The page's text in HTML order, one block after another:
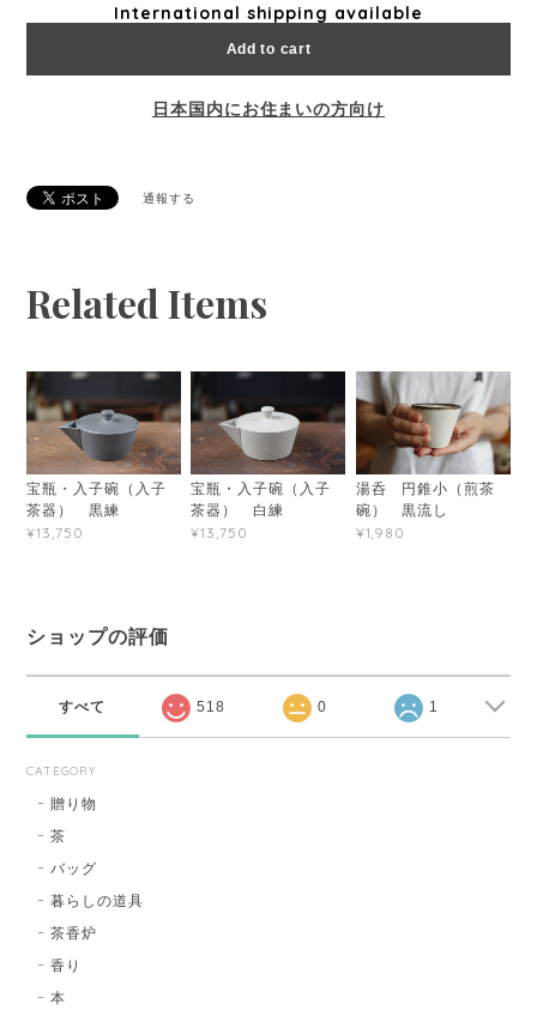
International shipping available
Add to cart
日本国内にお住まいの方向け
通報する
Related Items
宝瓶・入子碗（入子
茶器） 黒練
¥13,750
宝瓶・入子碗（入子
茶器） 白練
¥13,750
湯呑 円錐小（煎茶
碗） 黒流し
¥1,980
ショップの評価
すべて 518 0 1
CATEGORY
贈り物
茶
バッグ
暮らしの道具
茶香炉
香り
本